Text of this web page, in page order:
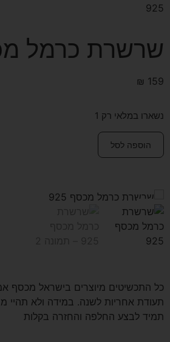
925
שרשרת כרמל
₪ 159
נשארו במלאי רק 1
הוספה לסל
תעודת אחריות לשנה. במידה ולא תהיי
תמיד לבצע החלפה והחזרה בקלות